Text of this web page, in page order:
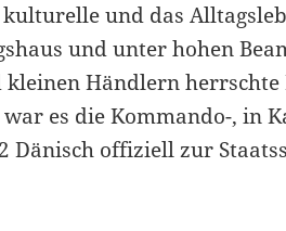
und das
und unter hohen
Händlern herrschte
es die Kommando-, in
Dänisch offiziell zur